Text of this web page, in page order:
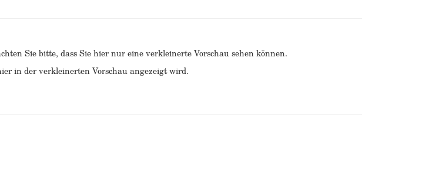
Sie bitte, dass Sie hier nur eine verkleinerte Vorschau sehen können.
in der verkleinerten Vorschau angezeigt wird.